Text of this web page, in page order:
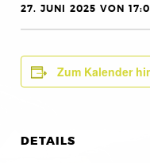
27. JUNI 2025 VON
Zum Kalender
DETAILS